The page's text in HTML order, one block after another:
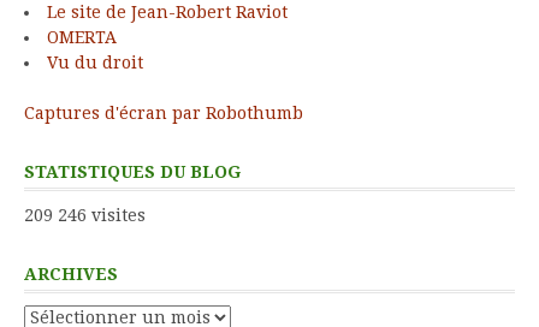
Le site de Jean-Robert Raviot
OMERTA
Vu du droit
Captures d'écran par Robothumb
STATISTIQUES DU BLOG
209 246 visites
ARCHIVES
Archives